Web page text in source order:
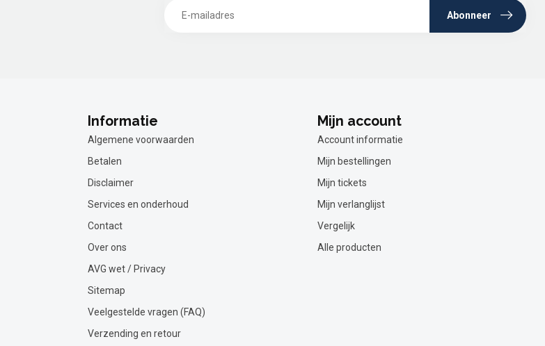
Abonneer
Informatie
Algemene voorwaarden
Betalen
Disclaimer
Services en onderhoud
Contact
Over ons
AVG wet / Privacy
Sitemap
Veelgestelde vragen (FAQ)
Verzending en retour
Mijn account
Account informatie
Mijn bestellingen
Mijn tickets
Mijn verlanglijst
Vergelijk
Alle producten